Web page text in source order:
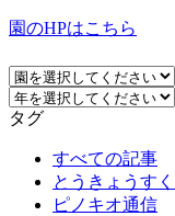
園のHPはこちら
タグ
すべての記事
とうきょうす
ピノキオ通信